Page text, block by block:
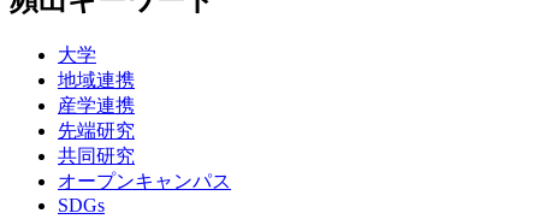
大学
地域連携
産学連携
先端研究
共同研究
オープンキャンパス
SDGs